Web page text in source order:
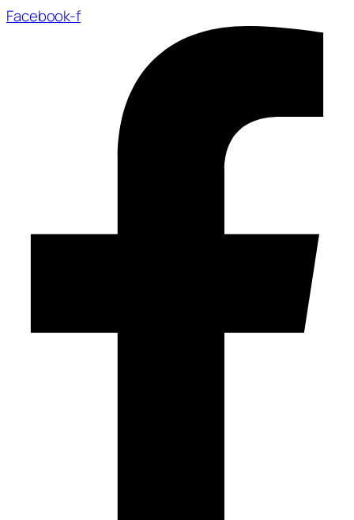
Facebook-f